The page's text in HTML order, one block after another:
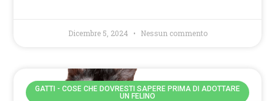
Dicembre 5, 2024 Nessun commento
GATTI - COSE CHE DOVRESTI SAPERE PRIMA DI ADOTTARE
UN FELINO